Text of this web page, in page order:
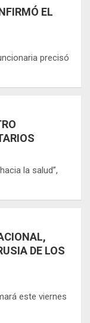
EL
precisó
la salud”,
DE LOS
este viernes